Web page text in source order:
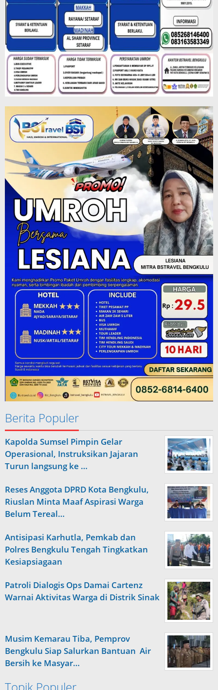
Berita Populer
Kapolda Sumsel Pimpin Gelar
Operasional, Instruksikan Jajaran
Turun langsung ke …
Reses Anggota DPRD Kota Bengkulu,
Riuslan Minta Maaf Aspirasi Warga
Belum Tereal…
Antisipasi Karhutla, Pemkab dan
Polres Bengkulu Tengah Tingkatkan
Kesiapsiagaan
Patroli Dialogis Ops Damai Cartenz
Warnai Aktivitas Warga di Distrik Sinak
Musim Kemarau Tiba, Pemprov
Bengkulu Siap Salurkan Bantuan Air
Bersih ke Masyar…
Topik Populer